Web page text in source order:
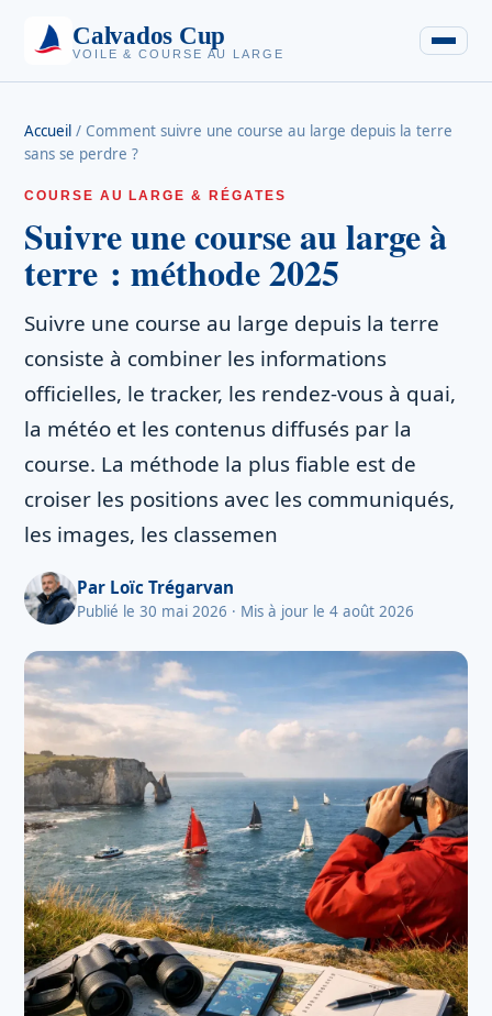
Calvados Cup
VOILE & COURSE AU LARGE
Accueil / Comment suivre une course au large depuis la terre
sans se perdre ?
COURSE AU LARGE & RÉGATES
Suivre une course au large à
terre : méthode 2025
Suivre une course au large depuis la terre
consiste à combiner les informations
officielles, le tracker, les rendez-vous à quai,
la météo et les contenus diffusés par la
course. La méthode la plus fiable est de
croiser les positions avec les communiqués,
les images, les classemen
Par Loïc Trégarvan
Publié le 30 mai 2026 · Mis à jour le 4 août 2026